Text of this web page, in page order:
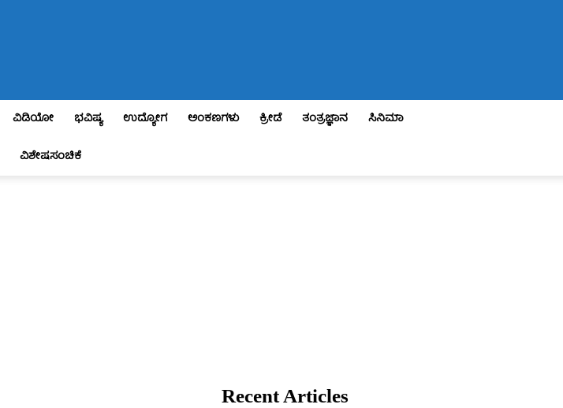
ವಿಡಿಯೋ ಭವಿಷ್ಯ ಉದ್ಯೋಗ ಅಂಕಣಗಳು ಕ್ರೀಡೆ ತಂತ್ರಜ್ಞಾನ
ಸಿನಿಮಾ
ವಿಶೇಷಸಂಚಿಕೆ
Recent Articles